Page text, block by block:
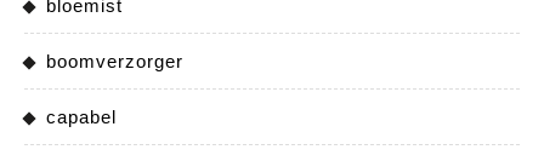
bloemist
boomverzorger
capabel